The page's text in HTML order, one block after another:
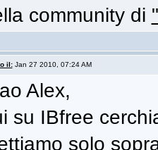
community di
il:Jan 27 2010, 07:24 AM
Alex,
su IBfree
solo